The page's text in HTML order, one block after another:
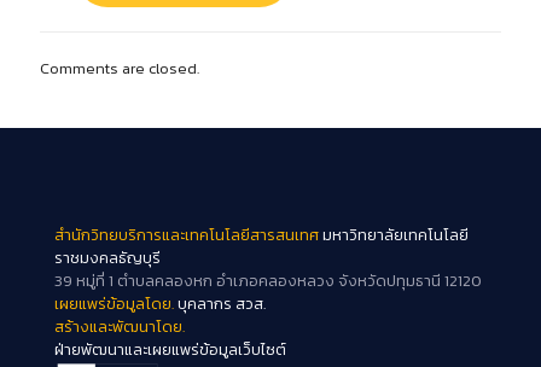
Comments are closed.
สำนักวิทยบริการและเทคโนโลยีสารสนเทศมหาวิทยาลัยเทคโนโลยี
ราชมงคลธัญบุรี
39 หมู่ที่ 1 ตำบลคลองหก อำเภอคลองหลวง จังหวัดปทุมธานี 12120
เผยแพร่ข้อมูลโดย.บุคลากร สวส.
สร้างและพัฒนาโดย.
ฝ่ายพัฒนาและเผยแพร่ข้อมูลเว็บไซต์